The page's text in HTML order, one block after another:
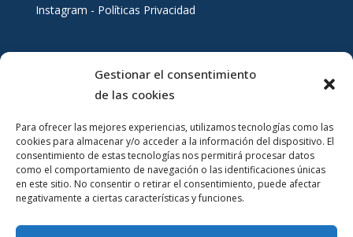
Gestionar el consentimiento
de las cookies
Para ofrecer las mejores experiencias, utilizamos tecnologías como las
cookies para almacenar y/o acceder a la información del dispositivo. El
consentimiento de estas tecnologías nos permitirá procesar datos
como el comportamiento de navegación o las identificaciones únicas
en este sitio. No consentir o retirar el consentimiento, puede afectar
negativamente a ciertas características y funciones.
Instagram - Políticas Privacidad
Servicios al ciudadano